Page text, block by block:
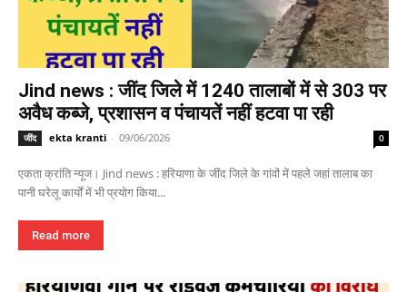
Jind news : जींद जिले में 1240 तालाबों में से 303 पर
अवैध कब्जे, प्रशासन व पंचायतें नहीं हटवा पा रही
जींद ekta kranti - 09/06/2026 0
एकता क्रांति न्यूज। Jind news : हरियाणा के जींद जिले के गांवों में पहले जहां तालाब का
पानी घरेलू कार्यों में भी प्रयोग किया...
Read more